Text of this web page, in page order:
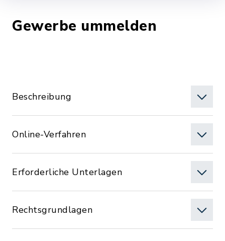
Gewerbe ummelden
Beschreibung
Online-Verfahren
Erforderliche Unterlagen
Rechtsgrundlagen